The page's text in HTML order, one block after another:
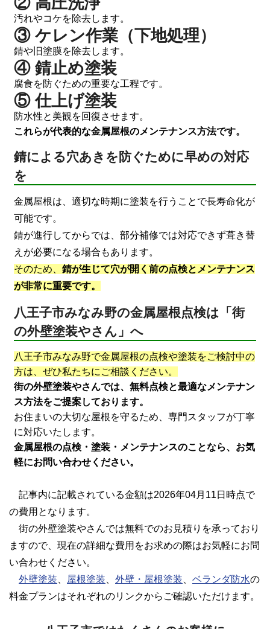
汚れやコケを除去します。
③ ケレン作業（下地処理）
錆や旧塗膜を除去します。
④ 錆止め塗装
腐食を防ぐための重要な工程です。
⑤ 仕上げ塗装
防水性と美観を回復させます。
これらが代表的な金属屋根のメンテナンス方法です。
錆による穴あきを防ぐために早めの対応
を
金属屋根は、適切な時期に塗装を行うことで長寿命化が
可能です。
錆が進行してからでは、部分補修では対応できず葺き替
えが必要になる場合もあります。
そのため、 錆が生じて穴が開く前の点検とメンテナンス
が非常に重要です。
八王子市みなみ野の金属屋根点検は「街
の外壁塗装やさん」へ
八王子市みなみ野で金属屋根の点検や塗装をご検討中の
方は、ぜひ私たちにご相談ください。
街の外壁塗装やさんでは、無料点検と最適なメンテナン
ス方法をご提案しております。
お住まいの大切な屋根を守るため、専門スタッフが丁寧
に対応いたします。
金属屋根の点検・塗装・メンテナンスのことなら、お気
軽にお問い合わせください。
記事内に記載されている金額は2026年04月11日時点で
の費用となります。
街の外壁塗装やさんでは無料でのお見積りを承っており
ますので、現在の詳細な費用をお求めの際はお気軽にお問
い合わせください。
外壁塗装
屋根塗装 外壁・屋根塗装 ベランダ防水の
料金プランはそれぞれのリンクからご確認いただけます。